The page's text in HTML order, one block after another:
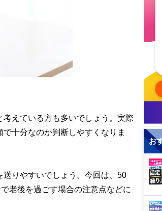
えている方も多いでしょう。実際
十分なのか判断しやすくなりま
りやすいでしょう。今回は、50
老後を過ごす場合の注意点などに
お